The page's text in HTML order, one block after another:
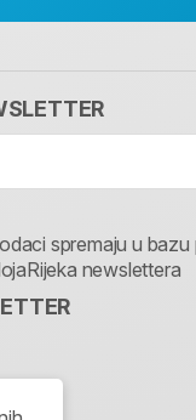
spremaju u bazu
newslettera